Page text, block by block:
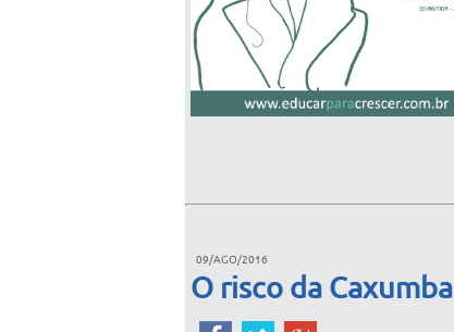
09/AGO/2016
O risco da Caxumba